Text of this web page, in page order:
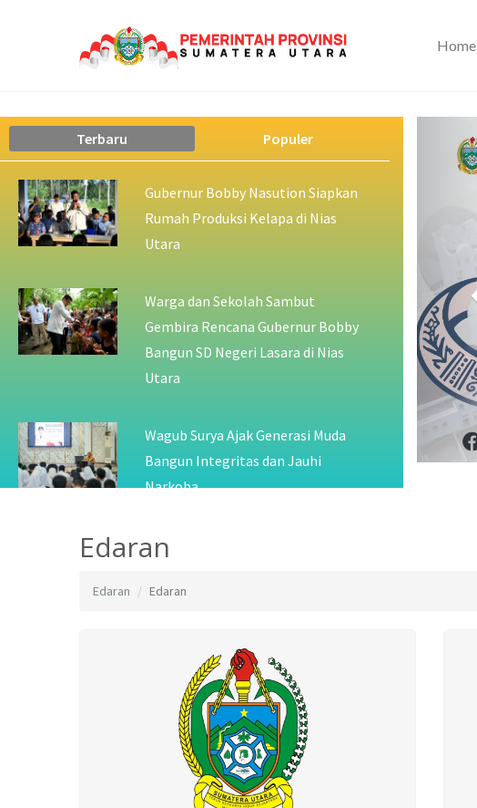
Home
Terbaru Populer
Gubernur Bobby Nasution Siapkan
Rumah Produksi Kelapa di Nias
Utara
Warga dan Sekolah Sambut
Gembira Rencana Gubernur Bobby
Bangun SD Negeri Lasara di Nias
Utara
Wagub Surya Ajak Generasi Muda
Bangun Integritas dan Jauhi
Narkoba
Edaran
Edaran Edaran